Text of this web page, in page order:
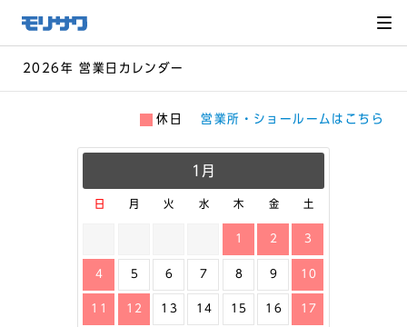
メ
ニュー
飛ばし
へ移動
2026年 営業日カレンダー
休日 営業所・ショールームはこちら
1月
日 月 火 水 木 金 土
1 2 3
4 5 6 7 8 9 10
11 12 13 14 15 16 17